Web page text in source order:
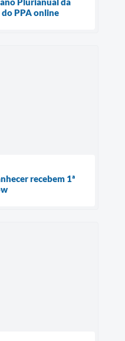
PPA online
recebem 1ª